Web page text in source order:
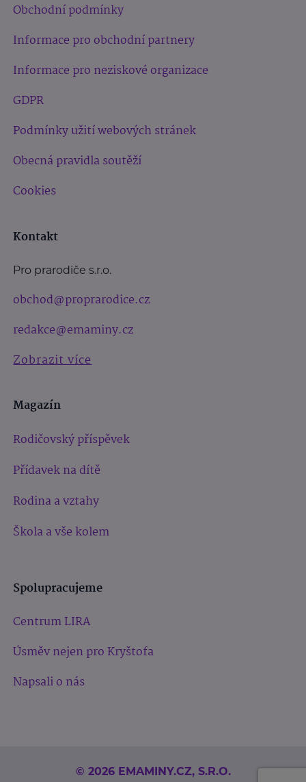
Obchodní podmínky
Informace pro obchodní partnery
Informace pro neziskové organizace
GDPR
Podmínky užití webových stránek
Obecná pravidla soutěží
Cookies
Kontakt
Pro prarodiče s.r.o.
obchod@proprarodice.cz
redakce@emaminy.cz
Zobrazit více
Magazín
Rodičovský příspěvek
Přídavek na dítě
Rodina a vztahy
Škola a vše kolem
Spolupracujeme
Centrum LIRA
Úsměv nejen pro Kryštofa
Napsali o nás
© 2026 EMAMINY.CZ, S.R.O.